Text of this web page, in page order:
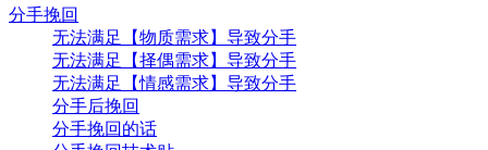
分手挽回
无法满足【物质需求】导致分手
无法满足【择偶需求】导致分手
无法满足【情感需求】导致分手
分手后挽回
分手挽回的话